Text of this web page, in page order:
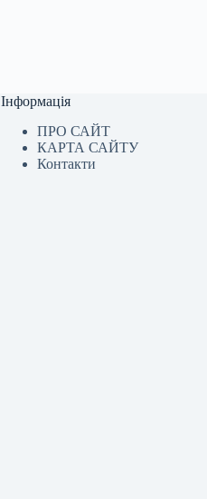
Інформація
ПРО САЙТ
КАРТА САЙТУ
Контакти